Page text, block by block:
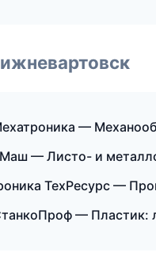
—
— Листо- и
ТехРесурс —
— Пластик: